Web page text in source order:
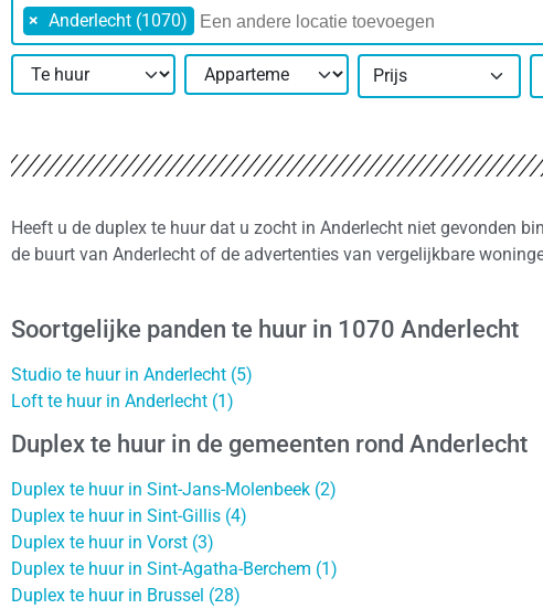
× Anderlecht (1070)
Prijs
Heeft u de duplex te huur dat u zocht in Anderlecht niet gevonden
de buurt van Anderlecht of de advertenties van vergelijkbare
Soortgelijke panden te huur in 1070 Anderlecht
Studio te huur in Anderlecht (5)
Loft te huur in Anderlecht (1)
Duplex te huur in de gemeenten rond Anderlecht
Duplex te huur in Sint-Jans-Molenbeek (2)
Duplex te huur in Sint-Gillis (4)
Duplex te huur in Vorst (3)
Duplex te huur in Sint-Agatha-Berchem (1)
Duplex te huur in Brussel (28)